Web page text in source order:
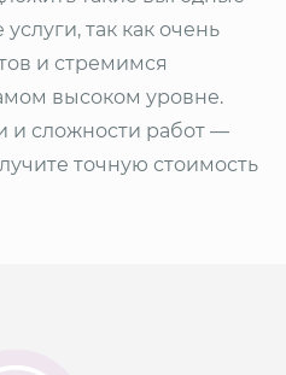
так как очень
и стремимся
высоком уровне.
и сложности работ —
точную стоимость